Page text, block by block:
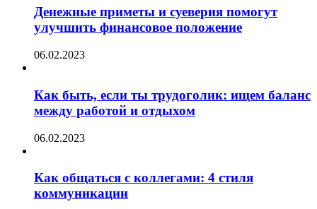
Денежные приметы и суеверия помогут
улучшить финансовое положение
06.02.2023
Как быть, если ты трудоголик: ищем баланс
между работой и отдыхом
06.02.2023
Как общаться с коллегами: 4 стиля
коммуникации